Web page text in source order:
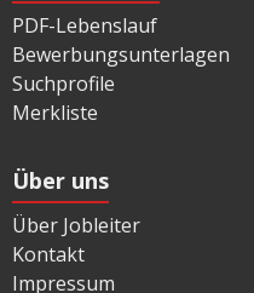
PDF-Lebenslauf
Bewerbungsunterlagen
Suchprofile
Merkliste
Über uns
Über Jobleiter
Kontakt
Impressum